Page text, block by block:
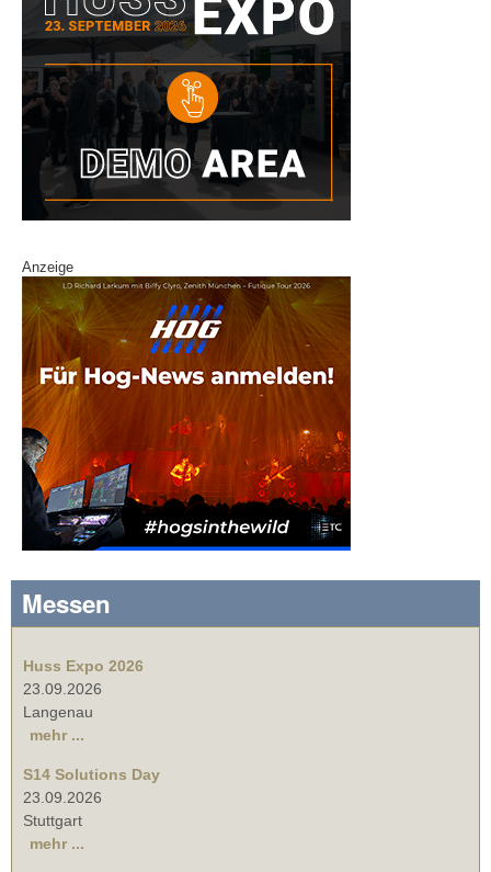
Anzeige
Messen
Huss Expo 2026
23.09.2026
Langenau
mehr ...
S14 Solutions Day
23.09.2026
Stuttgart
mehr ...